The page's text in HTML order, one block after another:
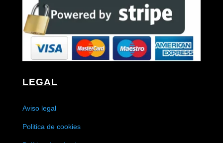
LEGAL
Aviso legal
Politica de cookies